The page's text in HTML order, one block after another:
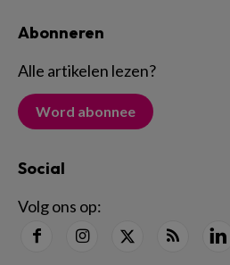
Abonneren
Alle artikelen lezen?
Word abonnee
Social
Volg ons op: